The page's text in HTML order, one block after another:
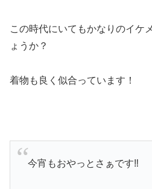
この時代にいてもかなりのイケ
ょうか？
着物も良く似合っています！
今宵もおやっとさぁです‼️